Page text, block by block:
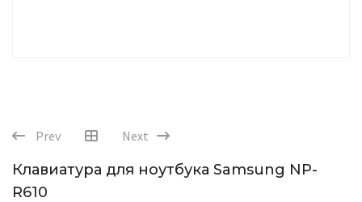
Prev Next
Клавиатура для ноутбука Samsung NP-
R610